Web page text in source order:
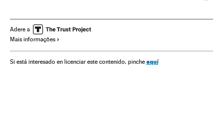
Conflitos Sociedade
Adere a
Mais informações
Si está interesado en licenciar este contenido, pinche aquí